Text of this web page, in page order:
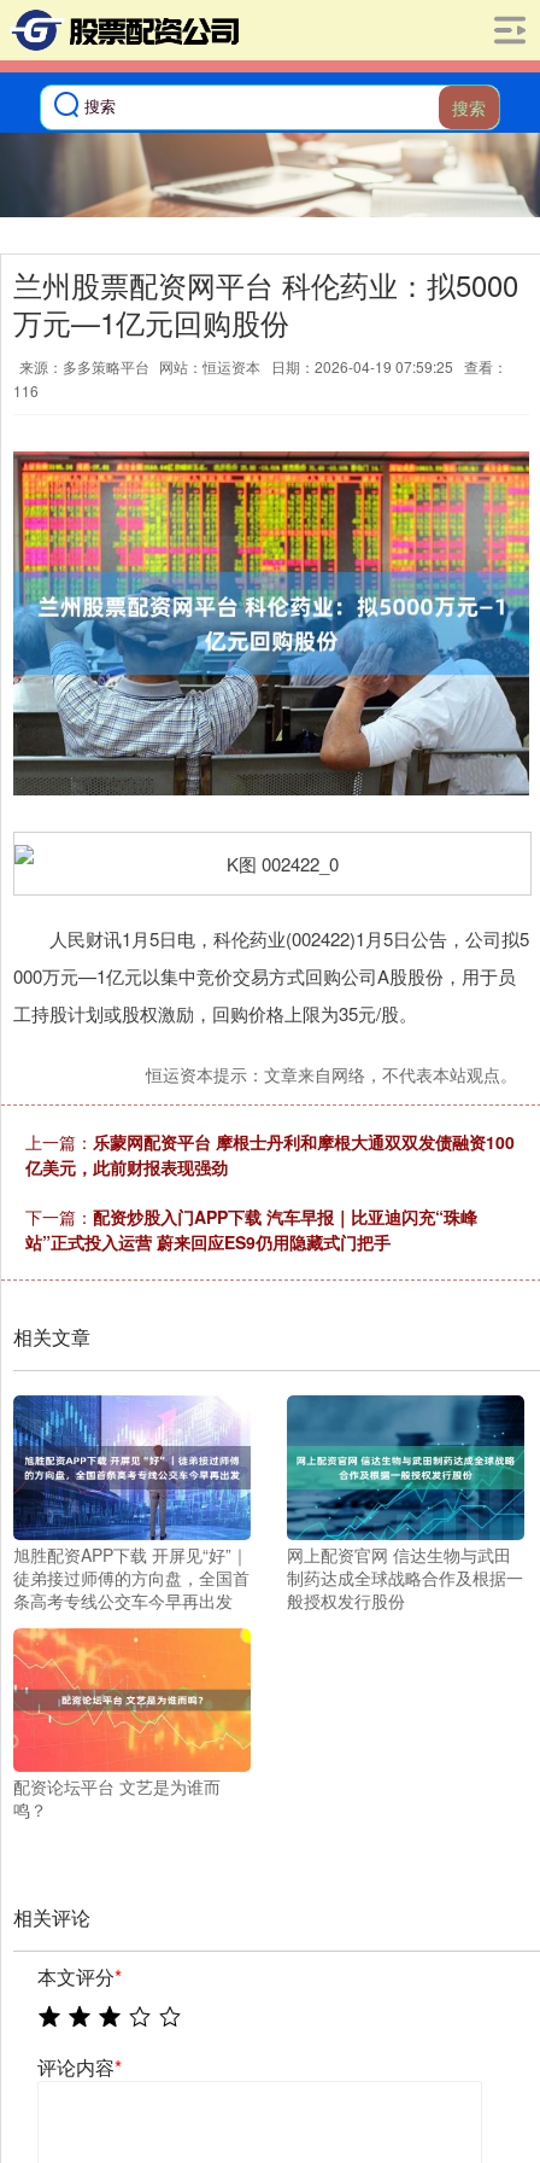
搜索
兰州股票配资网平台 科伦药业：拟5000
万元—1亿元回购股份
来源：多多策略平台 网站：恒运资本 日期：2026-04-19 07:59:25 查看：
116
人民财讯1月5日电，科伦药业(002422)1月5日公告，公司拟5
000万元—1亿元以集中竞价交易方式回购公司A股股份，用于员
工持股计划或股权激励，回购价格上限为35元/股。
恒运资本提示：文章来自网络，不代表本站观点。
上一篇： 乐蒙网配资平台 摩根士丹利和摩根大通双双发债融资100
亿美元，此前财报表现强劲
下一篇： 配资炒股入门APP下载 汽车早报｜比亚迪闪充“珠峰
站”正式投入运营 蔚来回应ES9仍用隐藏式门把手
相关文章
旭胜配资APP下载 开屏见“好”｜
徒弟接过师傅的方向盘，全国首
条高考专线公交车今早再出发
网上配资官网 信达生物与武田
制药达成全球战略合作及根据一
般授权发行股份
配资论坛平台 文艺是为谁而
鸣？
相关评论
本文评分*
评论内容*